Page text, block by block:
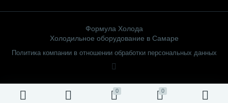
0 0
Формула Холода
Холодильное оборудование в Самаре
Политика компании в отношении обработки персональных данных